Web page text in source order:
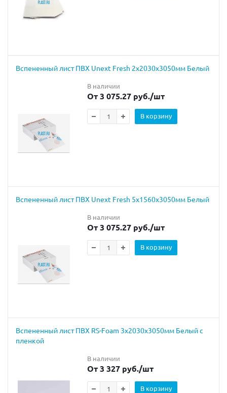
Вспененный лист ПВХ Unext Fresh 2х2030х3050мм Белый
В наличии
От 3 075.27 руб./шт
В корзину
Вспененный лист ПВХ Unext Fresh 5х1560х3050мм Белый
В наличии
От 3 075.27 руб./шт
В корзину
Вспененный лист ПВХ RS-Foam 3x2030x3050мм Белый с
пленкой
В наличии
От 3 327 руб./шт
В корзину